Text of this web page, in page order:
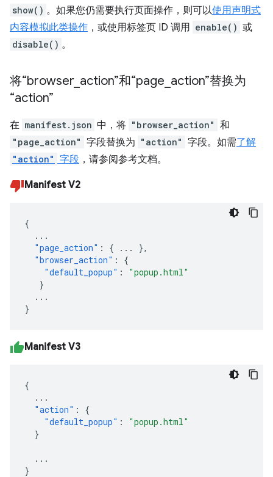
show() 。如果您仍需要执行页面操作，则可以使用声明式
内容模拟此类操作 ，或使用标签页 ID 调用 enable() 或
disable() 。
将“browser action”和“page action”替换为
“action”
在 manifest.json 中，将 "browser_action" 和
"page_action" 字段替换为 "action" 字段。如需了解
"action" 字段 ，请参阅参考文档。
Manifest V2
{
...
"page_action" : { ...
},
"browser_action" :
{
"default_popup" :
"popup.html"
}
...
}
Manifest V3
{
...
"action" :
{
"default_popup" :
"popup.html"
}
...
}